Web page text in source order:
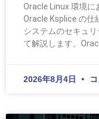
Oracle Linux 環境に
Oracle Ksplice の仕
システムのセキュ
て解説します。
2026年8月4日